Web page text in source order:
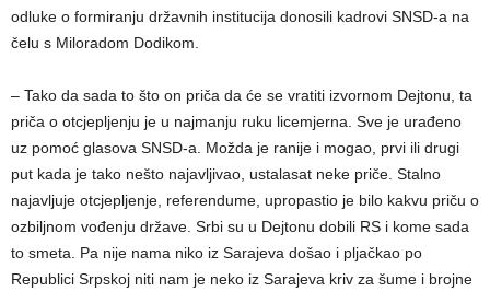
odluke o formiranju državnih institucija donosili kadrovi SNSD-a na
čelu s Miloradom Dodikom.
– Tako da sada to što on priča da će se vratiti izvornom Dejtonu, ta
priča o otcjepljenju je u najmanju ruku licemjerna. Sve je urađeno
uz pomoć glasova SNSD-a. Možda je ranije i mogao, prvi ili drugi
put kada je tako nešto najavljivao, ustalasat neke priče. Stalno
najavljuje otcjepljenje, referendume, upropastio je bilo kakvu priču o
ozbiljnom vođenju države. Srbi su u Dejtonu dobili RS i kome sada
to smeta. Pa nije nama niko iz Sarajeva došao i pljačkao po
Republici Srpskoj niti nam je neko iz Sarajeva kriv za šume i brojne